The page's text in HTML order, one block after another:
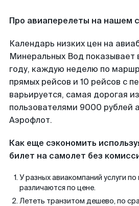
Про авиаперелеты на нашем
Календарь низких цен на
Минеральных Вод показывает
году, каждую неделю по
прямых рейсов и 10 рейсов с
варьируется, самая дорогая
пользователями 9000 рублей
Аэрофлот.
Как еще сэкономить
билет на самолет без
У разных авиакомпаний услуги по
различаются по цене.
Лететь транзитом дешево, по